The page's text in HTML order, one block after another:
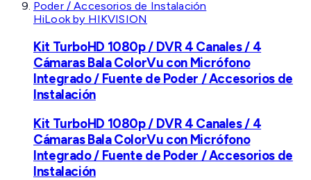
HiLook by HIKVISION
Kit TurboHD 1080p / DVR 4 Canales / 4
Cámaras Bala ColorVu con Micrófono
Integrado / Fuente de Poder / Accesorios de
Instalación
Kit TurboHD 1080p / DVR 4 Canales / 4
Cámaras Bala ColorVu con Micrófono
Integrado / Fuente de Poder / Accesorios de
Instalación